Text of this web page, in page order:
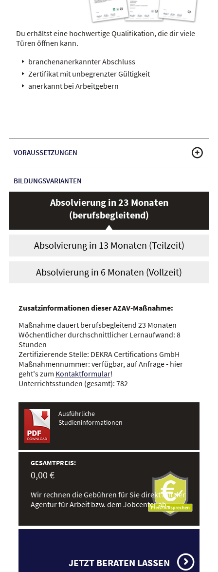
Du erhältst eine hochwertige Qualifikation, die dir viele
Türen öffnen kann.
branchenanerkannter Abschluss
Zertifikat mit unbegrenzter Gültigkeit
anerkannt bei Arbeitgebern
VORAUSSETZUNGEN
BILDUNGSVARIANTEN
Absolvierung in 23 Monaten
(berufsbegleitend)
Absolvierung in 13 Monaten (Teilzeit)
Absolvierung in 6 Monaten (Vollzeit)
Zusatzinformationen dieser AZAV-Maßnahme:
Maßnahme dauert berufsbegleitend 23 Monaten
Wöchentlicher durchschnittlicher Lernaufwand: 8
Stunden
Zertifizierende Stelle: DEKRA Certifications GmbH
Maßnahmennummer: verfügbar, auf Anfrage - hier
geht's zum Kontaktformular!
Unterrichtsstunden (gesamt): 782
Ausführliche
Studieninformationen
GESAMTPREIS:
0,00 €
Wir rechnen die Gebühren für Sie direkt mit der
Agentur für Arbeit bzw. dem Jobcenter ab.
JETZT BERATEN LASSEN